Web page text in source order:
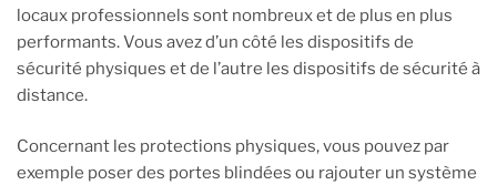
locaux professionnels sont nombreux et de plus en plus
performants. Vous avez d’un côté les dispositifs de
sécurité physiques et de l’autre les dispositifs de sécurité à
distance.
Concernant les protections physiques, vous pouvez par
exemple poser des portes blindées ou rajouter un système